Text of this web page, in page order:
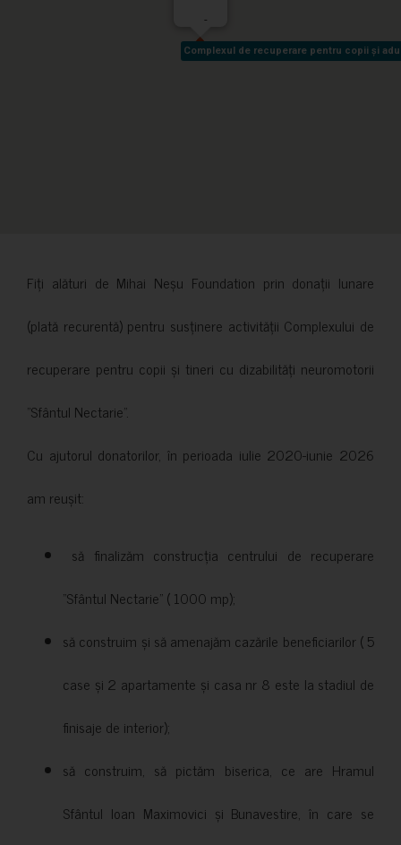
Complexul de recuperare pentru copii și
Complexul de recuperare pentru copii și
-
Fiți alături de Mihai Neșu Foundation prin donații lunare
(plată recurentă) pentru susținere activității Complexului de
recuperare pentru copii și tineri cu dizabilități neuromotorii
”Sfântul Nectarie”.
Cu ajutorul donatorilor, în perioada iulie 2020-iunie 2026
am reușit:
să finalizăm construcția centrului de recuperare
”Sfântul Nectarie” ( 1000 mp);
să construim și să amenajăm cazările beneficiarilor ( 5
case și 2 apartamente și casa nr 8 este la stadiul de
finisaje de interior);
să construim, să pictăm biserica, ce are Hramul
Sfântul Ioan Maximovici și Bunavestire, în care se